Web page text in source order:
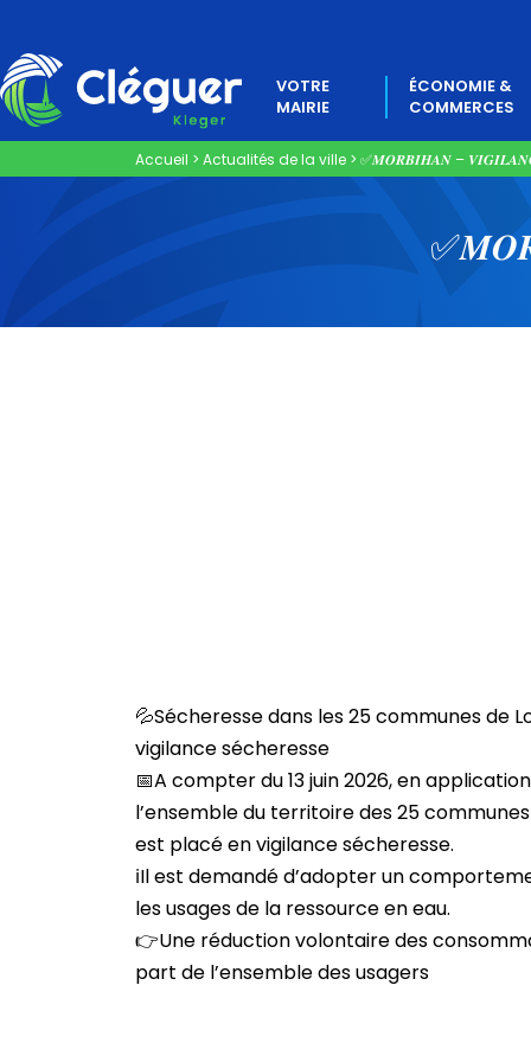
VOTRE
MAIRIE
ÉCONOMIE &
COMMERCES
Accueil > Actualités de la ville > ✅𝑴𝑶𝑹𝑩𝑰𝑯𝑨𝑵 –
💦​Sécheresse dans les 25 communes de
vigilance sécheresse
📅A compter du 13 juin 2026, en
l’ensemble du territoire des 25
est placé en vigilance sécheresse.
ℹ️Il est demandé d’adopter un
les usages de la ressource en eau.
👉Une réduction volontaire des
part de l’ensemble des usagers